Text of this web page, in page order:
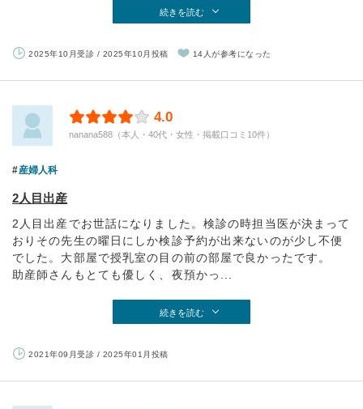
続きを読む
2025年10月受診 / 2025年10月投稿 14人が参考になった
4.0
nanana588（本人・40代・女性・掲載口コミ10件）
産婦人科
2人目出産
2人目出産でお世話になりました。検診の時担当医が決まって
おりその先生の曜日にしか検診予約が出来ないのが少し不便
でした。大部屋で授乳室の目の前の部屋で良かったです。
助産師さんもとても優しく、夜預かっ...
続きを読む
2021年09月受診 / 2025年01月投稿